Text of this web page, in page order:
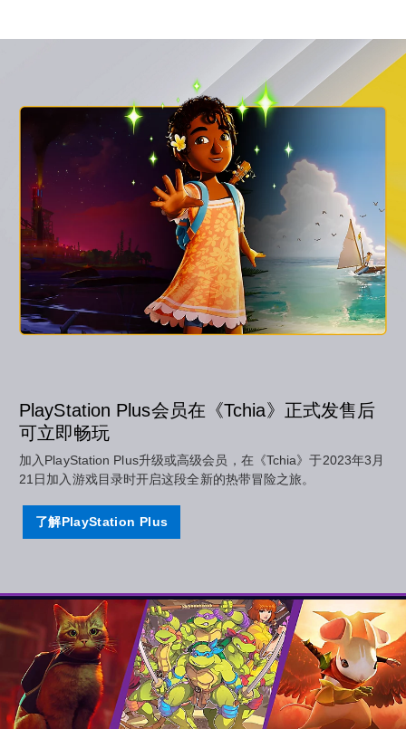
PlayStation Plus会员在《Tchia》正式发售后
可立即畅玩
加入PlayStation Plus升级或高级会员，在《Tchia》于2023年3月
21日加入游戏目录时开启这段全新的热带冒险之旅。
了解PlayStation Plus